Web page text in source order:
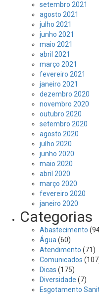
setembro 2021
agosto 2021
julho 2021
junho 2021
maio 2021
abril 2021
março 2021
fevereiro 2021
janeiro 2021
dezembro 2020
novembro 2020
outubro 2020
setembro 2020
agosto 2020
julho 2020
junho 2020
maio 2020
abril 2020
março 2020
fevereiro 2020
janeiro 2020
Categorias
Abastecimento
Água (60)
Atendimento (71)
Comunicados
Dicas (175)
Diversidade (7)
Esgotamento